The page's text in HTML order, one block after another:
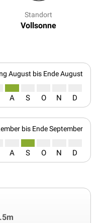
Standort
Vollsonne
August bis Ende August
A S O N D
bis Ende September
A S O N D